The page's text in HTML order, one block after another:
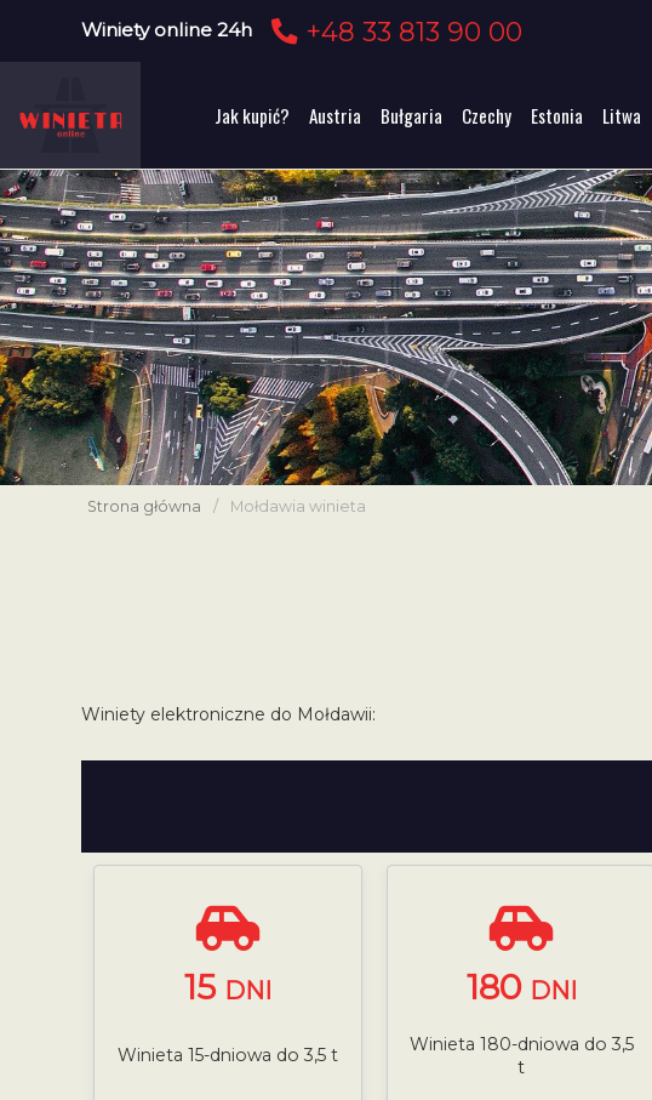
Winiety online 24h +48 33 813 90 00
Jak kupić? Austria Bułgaria Czechy Estonia Litwa
Strona główna / Mołdawia winieta
Winiety elektroniczne do Mołdawii:
15 DNI
Winieta 15-dniowa do 3,5 t
180 DNI
Winieta 180-dniowa do 3,5
t